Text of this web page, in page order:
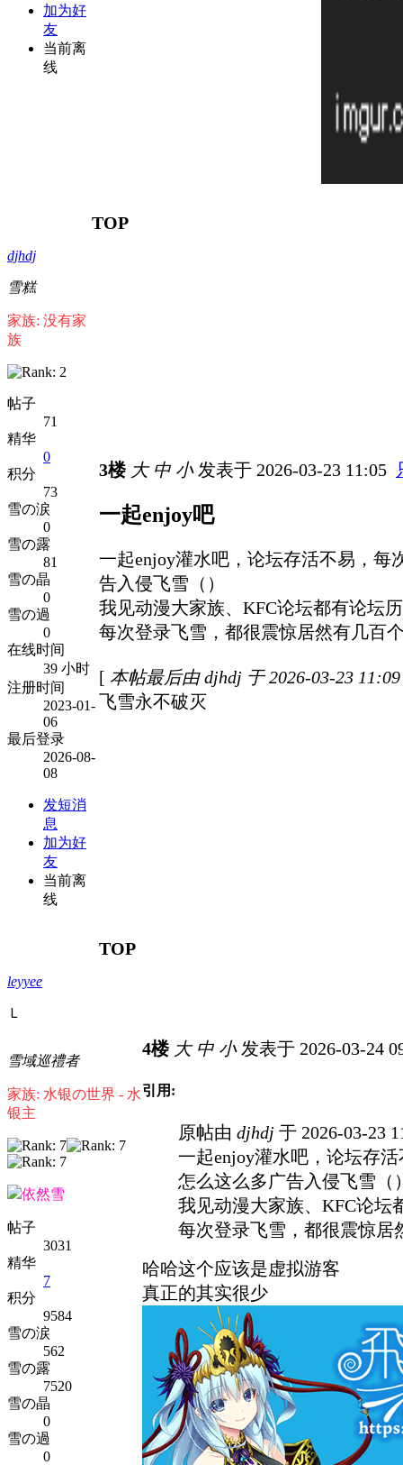
加为好
友
当前离
线
TOP
djhdj
雪糕
家族: 没有家
族
帖子
71
精华
0
积分
73
雪の涙
0
雪の露
81
雪の晶
0
雪の過
0
在线时间
39 小时
注册时间
2023-01-
06
最后登录
2026-08-
08
发短消
息
加为好
友
当前离
线
3楼 大 中 小发表于 2026-03-23 11:05
一起enjoy吧
一起enjoy灌水吧，论坛存活不易，
告入侵飞雪（）
我见动漫大家族、KFC论坛都有论坛
每次登录飞雪，都很震惊居然有几百
[ 本帖最后由 djhdj 于 2026-03-23
飞雪永不破灭
TOP
leyyee
Ｌ
雪域巡禮者
家族: 水银の世界 - 水
银主
依然雪
帖子
3031
精华
7
积分
9584
雪の涙
562
雪の露
7520
雪の晶
0
雪の過
0
4楼 大 中 小发表于 2026-03-24
引用:
原帖由 djhdj 于 2026-03-23
一起enjoy灌水吧，论坛存
怎么这么多广告入侵飞雪（
我见动漫大家族、KFC论坛
每次登录飞雪，都很震惊居
哈哈这个应该是虚拟游客
真正的其实很少